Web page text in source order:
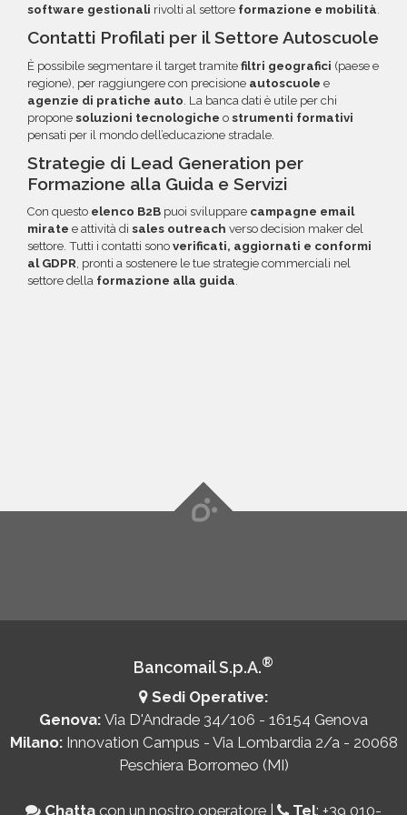
software gestionali rivolti al settore formazione e mobilità.
Contatti Profilati per il Settore Autoscuole
È possibile segmentare il target tramite filtri geografici (paese e
regione), per raggiungere con precisione autoscuole e
agenzie di pratiche auto . La banca dati è utile per chi
propone soluzioni tecnologiche o strumenti formativi
pensati per il mondo dell’educazione stradale.
Strategie di Lead Generation per
Formazione alla Guida e Servizi
Con questo elenco B2B puoi sviluppare campagne email
mirate e attività di sales outreach verso decision maker del
settore. Tutti i contatti sono verificati, aggiornati e conformi
al GDPR, pronti a sostenere le tue strategie commerciali nel
settore della formazione alla guida.
Bancomail S.p.A.®
Sedi Operative:
Genova: Via D'Andrade 34/106 - 16154 Genova
Milano: Innovation Campus - Via Lombardia 2/a - 20068
Peschiera Borromeo (MI)
Chatta con un nostro operatore | Tel: +39 010-